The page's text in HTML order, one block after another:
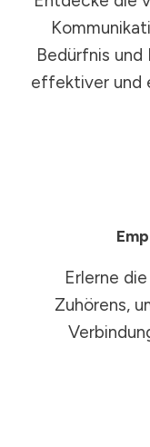
Bedürfnis
effektiver und
Erlerne
Zuhörens,